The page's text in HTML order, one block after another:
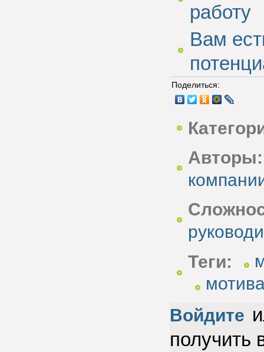
работу
Вам
Поделиться:
Авторы:
Теги:
Войдите
получить